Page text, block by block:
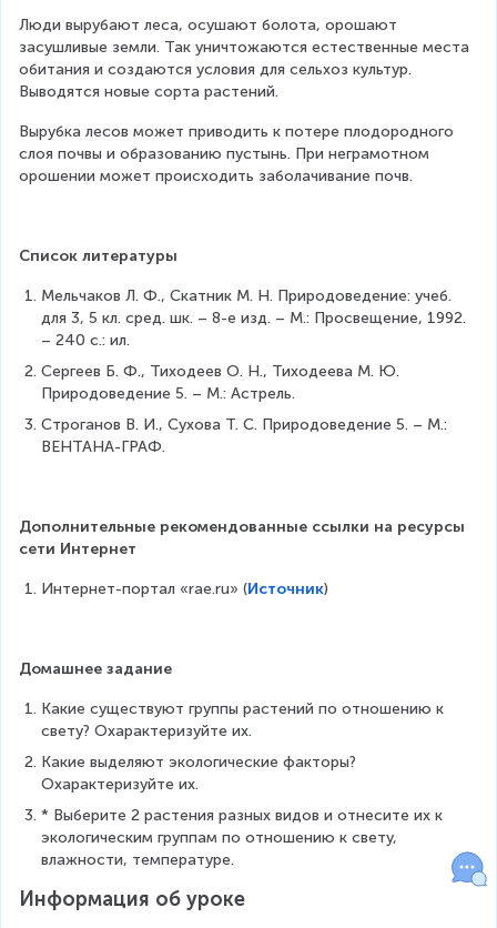
Люди вырубают леса, осушают болота, орошают
засушливые земли. Так уничтожаются естественные места
обитания и создаются условия для сельхоз культур.
Выводятся новые сорта растений.
Вырубка лесов может приводить к потере плодородного
слоя почвы и образованию пустынь. При неграмотном
орошении может происходить заболачивание почв.
Список литературы
Мельчаков Л. Ф., Скатник М. Н. Природоведение: учеб.
для 3, 5 кл. сред. шк. – 8-е изд. – М.: Просвещение, 1992.
– 240 с.: ил.
Сергеев Б. Ф., Тиходеев О. Н., Тиходеева М. Ю.
Природоведение 5. – М.: Астрель.
Строганов В. И., Сухова Т. С. Природоведение 5. – М.:
ВЕНТАНА-ГРАФ.
Дополнительные рекомендованные ссылки на ресурсы
сети Интернет
Интернет-портал «rae.ru» (Источник)
Домашнее задание
Какие существуют группы растений по отношению к
свету? Охарактеризуйте их.
Какие выделяют экологические факторы?
Охарактеризуйте их.
* Выберите 2 растения разных видов и отнесите их к
экологическим группам по отношению к свету,
влажности, температуре.
Информация об уроке